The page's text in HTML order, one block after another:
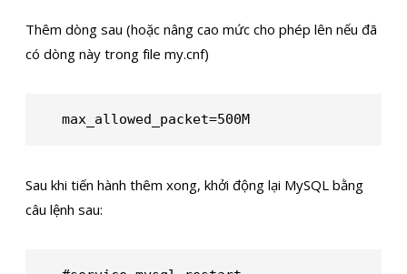
Thêm dòng sau (hoặc nâng cao mức cho phép lên nếu đã
có dòng này trong file my.cnf)
max_allowed_packet=500M
Sau khi tiến hành thêm xong, khởi động lại MySQL bằng
câu lệnh sau: